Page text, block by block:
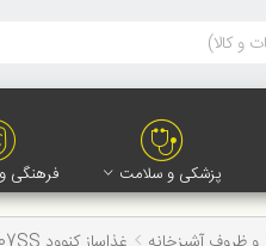
پزشکی و سلامت فرهنگی